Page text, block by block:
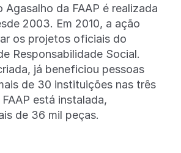
Agasalho da FAAP é realizada
2003. Em 2010, a ação
os projetos oficiais do
Responsabilidade Social.
já beneficiou pessoas
de 30 instituições nas três
está instalada,
de 36 mil peças.